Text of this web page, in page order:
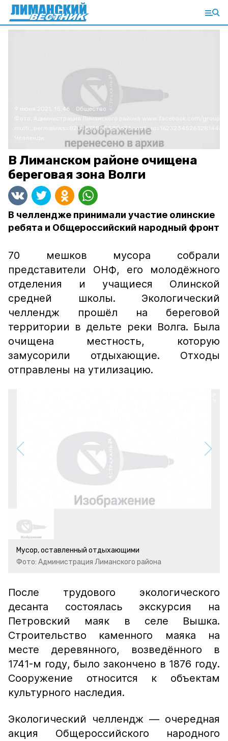
9 июня 2021, 15:46
Общество
Администрация Лиманского района
В Лиманском районе очищена
береговая зона Волги
В челлендже принимали участие олинские
ребята и Общероссийский народный фронт
70 мешков мусора собрали
представители ОНФ, его молодёжного
отделения и учащиеся Олинской
средней школы. Экологический
челлендж прошёл на береговой
территории в дельте реки Волга. Была
очищена местность, которую
замусорили отдыхающие. Отходы
отправлены на утилизацию.
Мусор, оставленный отдыхающими
Фото: Администрация Лиманского района
После трудового экологического
десанта состоялась экскурсия на
Петровский маяк в селе Вышка.
Строительство каменного маяка на
месте деревянного, возведённого в
1741-м году, было закончено в 1876 году.
Сооружение относится к объектам
культурного наследия.
Экологический челлендж — очередная
акция Общероссийского народного